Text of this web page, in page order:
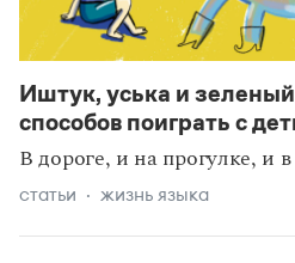
Иштук, уська и
способов поиграть с
В дороге, и на прогулке, и в
статьи жизнь языка